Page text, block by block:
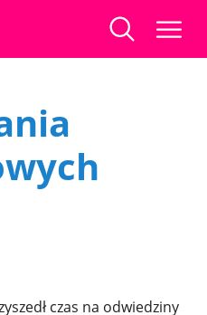
czas na odwiedziny